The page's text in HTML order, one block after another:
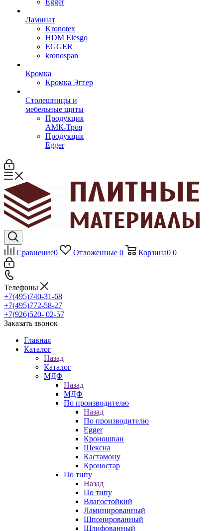
Egger
Ламинат
Kronotex
HDM Elesgo
EGGER
kronospan
Кромка
Кромка Эггер
Столешницы и
мебельные щиты
Продукция
АМК-Троя
Продукция
Egger
Сравнение0 Отложенные 0 Корзина0 0
Телефоны
+7(495)740-31-68
+7(495)772-58-27
+7(926)520- 02-57
Заказать звонок
Главная
Каталог
Назад
Каталог
МДФ
Назад
МДФ
По производителю
Назад
По производителю
Egger
Кроношпан
Шексна
Кастамону
Кроностар
По типу
Назад
По типу
Влагостойкий
Ламинированный
Шпонированный
Шлифованный